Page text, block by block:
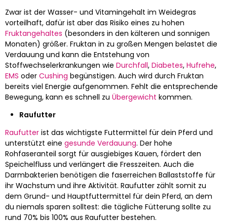
Zwar ist der Wasser- und Vitamingehalt im Weidegras
vorteilhaft, dafür ist aber das Risiko eines zu hohen
Fruktangehaltes (besonders in den kälteren und sonnigen
Monaten) größer. Fruktan in zu großen Mengen belastet die
Verdauung und kann die Entstehung von
Stoffwechselerkrankungen wie Durchfall, Diabetes, Hufrehe,
EMS oder Cushing begünstigen. Auch wird durch Fruktan
bereits viel Energie aufgenommen. Fehlt die entsprechende
Bewegung, kann es schnell zu Übergewicht kommen.
Raufutter
Raufutter ist das wichtigste Futtermittel für dein Pferd und
unterstützt eine gesunde Verdauung. Der hohe
Rohfaseranteil sorgt für ausgiebiges Kauen, fördert den
Speichelfluss und verlängert die Fresszeiten. Auch die
Darmbakterien benötigen die faserreichen Ballaststoffe für
ihr Wachstum und ihre Aktivität. Raufutter zählt somit zu
dem Grund- und Hauptfuttermittel für dein Pferd, an dem
du niemals sparen solltest: die tägliche Fütterung sollte zu
rund 70% bis 100% aus Raufutter bestehen.